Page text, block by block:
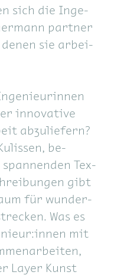
sich die In­ge­
part­ner
sie ar­bei­
in­no­va­ti­ve
ab­zu­lie­fern?
be­
Tex­
gibt
für wun­der­
Was es
mit
Lay­er Kunst